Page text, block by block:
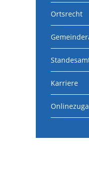
Ortsrecht
Karriere